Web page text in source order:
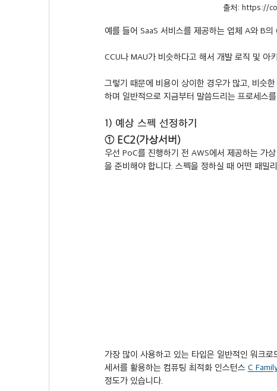
출처: https://
예를 들어 SaaS 서비스를 제공하는 업체 A와 B
CCU나 MAU가 비슷하다고 해서 개발 로직 및 아
그렇기 때문에 비용이 상이한 경우가 많고, 비슷
하며 일반적으로 지금부터 말씀드리는 프로세스
1) 예상 스펙 선정하기
① EC2(가상서버)
우선 PoC를 진행하기 전 AWS에서 제공하는 가
을 준비해야 합니다. 스펙을 정하실 때 어떤 패밀
가장 많이 사용하고 있는 타입은 일반적인 워크로
세서를 활용하는 컴퓨팅 최적화 인스턴스 C
정도가 있습니다.